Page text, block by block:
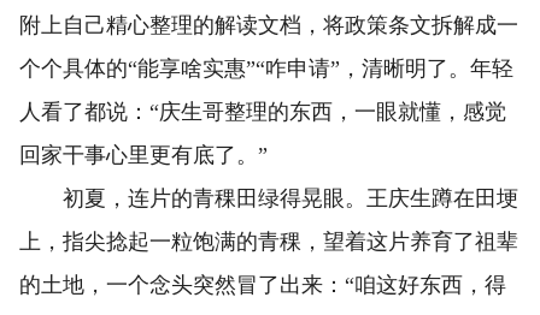
附上自己精心整理的解读文档，将政策条文拆解成一
个个具体的“能享啥实惠”“咋申请”，清晰明了。年轻
人看了都说：“庆生哥整理的东西，一眼就懂，感觉
回家干事心里更有底了。”
初夏，连片的青稞田绿得晃眼。王庆生蹲在田埂
上，指尖捻起一粒饱满的青稞，望着这片养育了祖辈
的土地，一个念头突然冒了出来：“咱这好东西，得